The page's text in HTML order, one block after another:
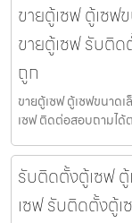
ขายตู้เซฟ ตู้เซฟ
ขายตู้เซฟ รับติ
ถูก
ขายตู้เซฟ ตู้เซฟขนาด
เซฟ ติดต่อสอบถามได้
รับติดตั้งตู้เซฟ
เซฟ รับติดตั้งตู้